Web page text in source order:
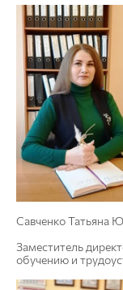
Савченко Татьяна
Заместитель
обучению и